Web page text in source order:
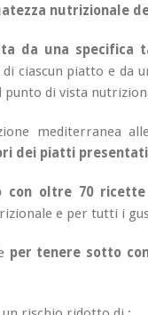
nutrizionale
da una specifica
ciascun piatto e da
di vista
mediterranea
dei piatti presentati
con oltre 70
e per tutti i
per tenere sotto